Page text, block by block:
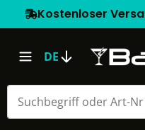
Kostenloser
DE